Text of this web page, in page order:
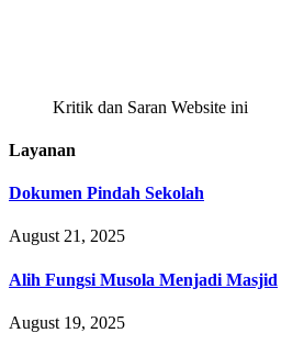
Kritik dan Saran Website ini
Layanan
Dokumen Pindah Sekolah
August 21, 2025
Alih Fungsi Musola Menjadi Masjid
August 19, 2025